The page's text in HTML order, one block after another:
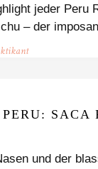
jeder Peru
– der
SACA
und der